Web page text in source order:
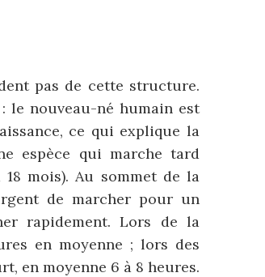
pas de cette structure.
le nouveau-né humain est
ce qui explique la
espèce qui marche tard
mois). Au sommet de la
de marcher pour un
rapidement. Lors de la
en moyenne ; lors des
en moyenne 6 à 8 heures.